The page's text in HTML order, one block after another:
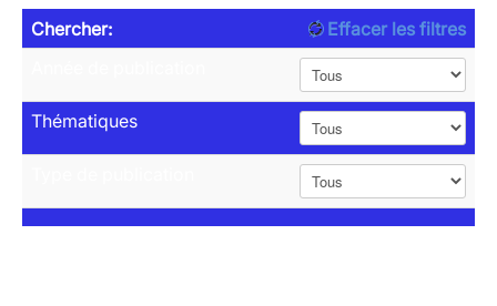
Chercher:
Effacer les filtres
Thématiques